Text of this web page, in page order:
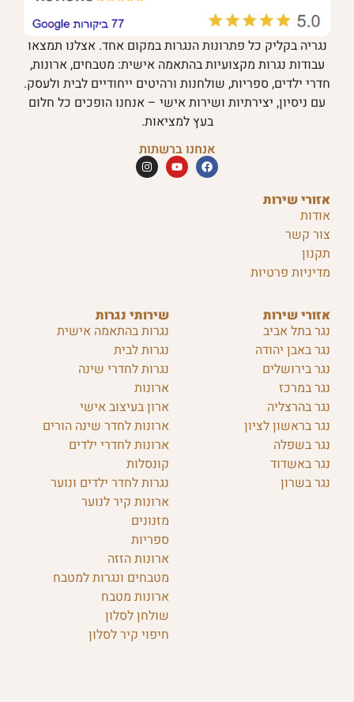
שירותי נגרות
נגרות בהתאמה אישית
נגרות לבית
נגרות לחדרי שינה
ארונות
ארון בעיצוב אישי
ארונות לחדר שינה הורים
ארונות לחדרי ילדים
קונסלות
נגרות לחדר ילדים ונוער
ארונות קיר לנוער
מזנונים
ספריות
ארונות הזזה
מטבחים ונגרות למטבח
ארונות מטבח
שולחן לסלון
חיפוי קיר לסלון
אזורי שירות
נגר בתל אביב
נגר באבן יהודה
נגר בירושלים
נגר במרכז
נגר בהרצליה
נגר בראשון לציון
נגר בשפלה
נגר באשדוד
נגר בשרון
אזורי שירות
אודות
צור קשר
תקנון
מדיניות פרטיות
נגריה בקליק כל פתרונות הנגרות במקום אחד. אצלנו תמצאו
עבודות נגרות מקצועיות בהתאמה אישית: מטבחים, ארונות,
חדרי ילדים, ספריות, שולחנות ורהיטים ייחודיים לבית ולעסק.
עם ניסיון, יצירתיות ושירות אישי – אנחנו הופכים כל חלום
בעץ למציאות.
אנחנו ברשתות